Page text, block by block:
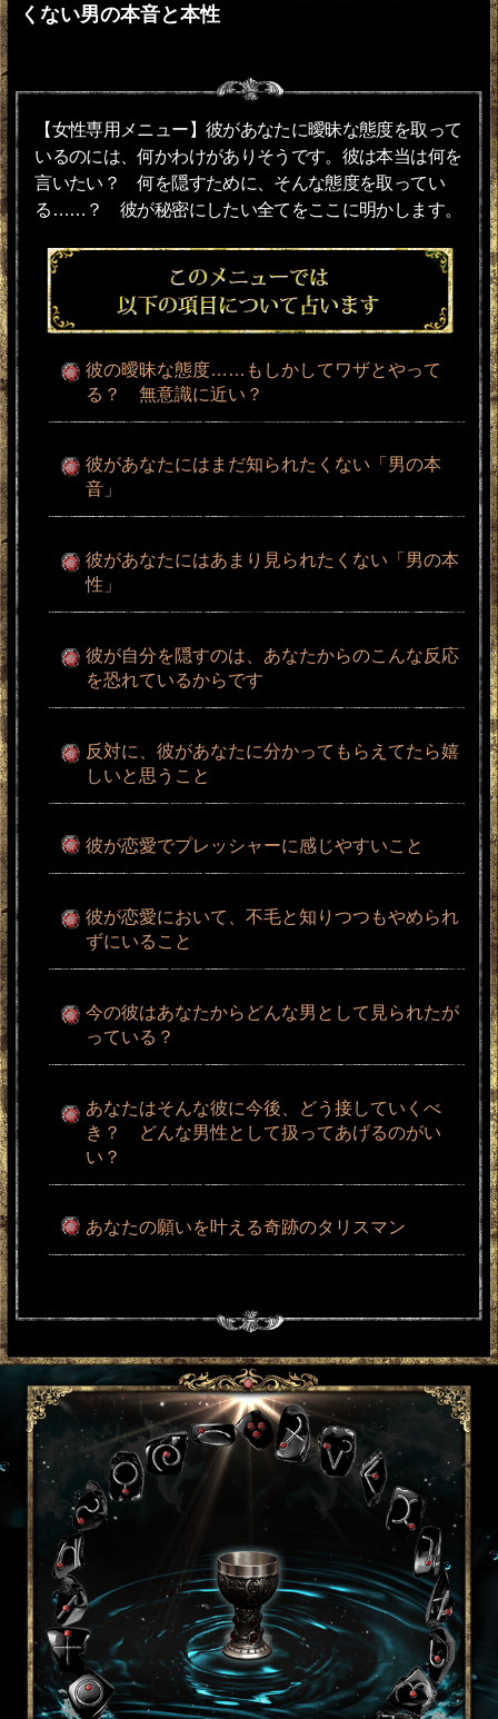
くない男の本音と本性
【女性専用メニュー】彼があなたに曖昧な態度を取って
いるのには、何かわけがありそうです。彼は本当は何を
言いたい？ 何を隠すために、そんな態度を取ってい
る……？ 彼が秘密にしたい全てをここに明かします。
彼の曖昧な態度……もしかしてワザとやって
る？ 無意識に近い？
彼があなたにはまだ知られたくない「男の本
音」
彼があなたにはあまり見られたくない「男の本
性」
彼が自分を隠すのは、あなたからのこんな反応
を恐れているからです
反対に、彼があなたに分かってもらえてたら嬉
しいと思うこと
彼が恋愛でプレッシャーに感じやすいこと
彼が恋愛において、不毛と知りつつもやめられ
ずにいること
今の彼はあなたからどんな男として見られたが
っている？
あなたはそんな彼に今後、どう接していくべ
き？ どんな男性として扱ってあげるのがい
い？
あなたの願いを叶える奇跡のタリスマン